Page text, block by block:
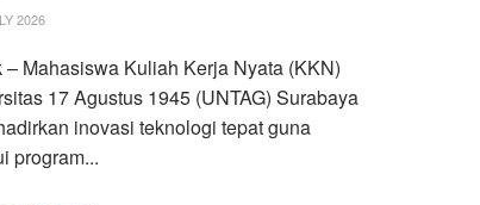
2026
– Mahasiswa Kuliah Kerja Nyata (KKN)
17 Agustus 1945 (UNTAG) Surabaya
inovasi teknologi tepat guna
program...